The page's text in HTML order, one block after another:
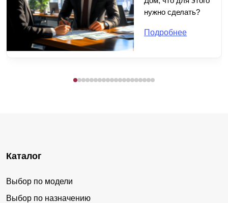
нужно сделать?
Подробнее
Каталог
Выбор по модели
Выбор по назначению